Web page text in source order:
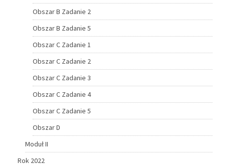
Obszar B Zadanie 2
Obszar B Zadanie 5
Obszar C Zadanie 1
Obszar C Zadanie 2
Obszar C Zadanie 3
Obszar C Zadanie 4
Obszar C Zadanie 5
Obszar D
Moduł II
Rok 2022